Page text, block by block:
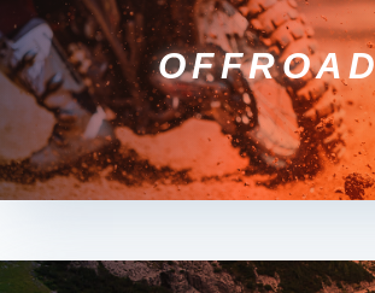
OFFROAD